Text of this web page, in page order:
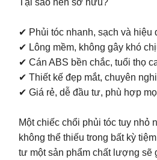
Tại sao nên sở hữu?
✔ Phủi tóc nhanh, sạch và hiệu
✔ Lông mềm, không gây khó
✔ Cán ABS bền chắc, tuổi thọ
✔ Thiết kế đẹp mắt, chuyên
✔ Giá rẻ, dễ đầu tư, phù hợp
Một chiếc chổi phủi tóc tuy nhỏ
không thể thiếu trong bất kỳ
tư một sản phẩm chất lượng sẽ